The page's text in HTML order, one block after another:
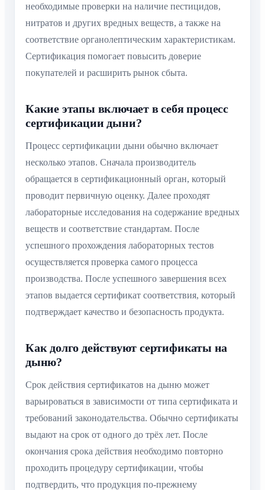
необходимые проверки на наличие пестицидов,
нитратов и других вредных веществ, а также на
соответствие органолептическим характеристикам.
Сертификация помогает повысить доверие
покупателей и расширить рынок сбыта.
Какие этапы включает в себя процесс
сертификации дыни?
Процесс сертификации дыни обычно включает
несколько этапов. Сначала производитель
обращается в сертификационный орган, который
проводит первичную оценку. Далее проходят
лабораторные исследования на содержание вредных
веществ и соответствие стандартам. После
успешного прохождения лабораторных тестов
осуществляется проверка самого процесса
производства. После успешного завершения всех
этапов выдается сертификат соответствия, который
подтверждает качество и безопасность продукта.
Как долго действуют сертификаты на
дыню?
Срок действия сертификатов на дыню может
варьироваться в зависимости от типа сертификата и
требований законодательства. Обычно сертификаты
выдают на срок от одного до трёх лет. После
окончания срока действия необходимо повторно
проходить процедуру сертификации, чтобы
подтвердить, что продукция по-прежнему